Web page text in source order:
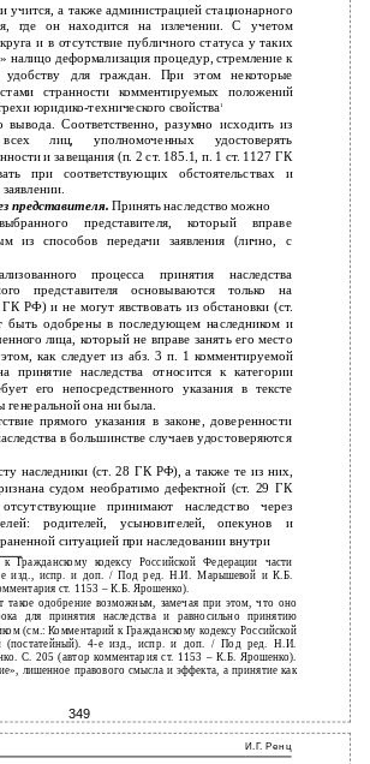
учится, а также администрацией стационарного
где он находится на излечении. С учетом
и в отсутствие публичного статуса у таких
налицо деформализация процедур, стремление к
для граждан. При этом некоторые
странности комментируемых положений
юридико-технического свойства1
Соответственно, разумно исходить из
лиц, уполномоченных удостоверять
и завещания (п. 2 ст. 185.1, п. 1 ст. 1127 ГК
при соответствующих обстоятельствах и
представителя.Принять наследство можно
представителя, который вправе
из способов передачи заявления (лично, с
процесса принятия наследства
представителя основываются только на
РФ) и не могут явствовать из обстановки (ст.
одобрены в последующем наследником и
лица, который не вправе занять его место
как следует из абз. 3 п. 1 комментируемой
принятие наследства относится к категории
его непосредственного указания в тексте
генеральной она ни была.
прямого указания в законе, доверенности
в большинстве случаев удостоверяются
наследники (ст. 28 ГК РФ), а также те из них,
судом необратимо дефектной (ст. 29 ГК
принимают наследство через
родителей, усыновителей, опекунов и
ситуацией при наследовании внутри
кодексу Российской Федерации части
е изд., испр. и доп. / Под ред. Н.И. Марышевой и К.Б.
ст. 1153 – К.Б. Ярошенко).
одобрение возможным, замечая при этом, что оно
для принятия наследства и равносильно принятию
(см.: Комментарий к Гражданскому кодексу Российской
(постатейный). 4-е изд., испр. и доп. / Под ред. Н.И.
С. 205 (автор комментария ст. 1153 – К.Б. Ярошенко).
лишенное правового смысла и эффекта, а принятие как
349
И.Г. Ренц